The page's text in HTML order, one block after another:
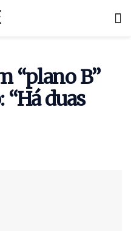
“plano B”
duas